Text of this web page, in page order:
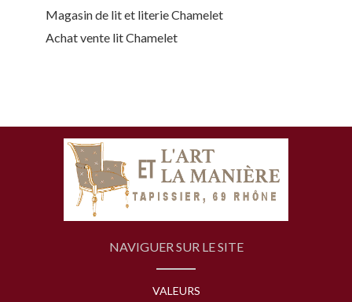
Magasin de lit et literie Chamelet
Achat vente lit Chamelet
NAVIGUER SUR LE SITE
VALEURS